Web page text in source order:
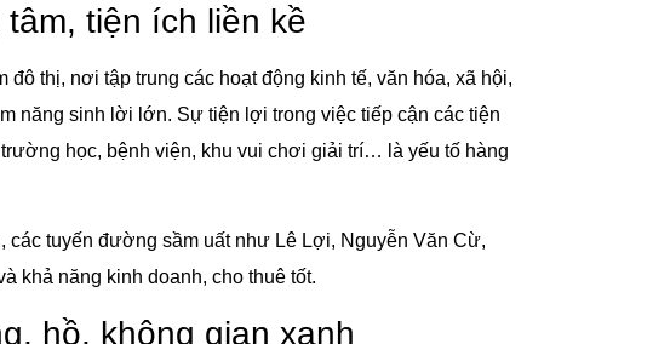
tâm, tiện ích liền kề
đô thị, nơi tập trung các hoạt động kinh tế, văn hóa, xã hội,
năng sinh lời lớn. Sự tiện lợi trong việc tiếp cận các tiện
học, bệnh viện, khu vui chơi giải trí… là yếu tố hàng
tuyến đường sầm uất như Lê Lợi, Nguyễn Văn Cừ,
khả năng kinh doanh, cho thuê tốt.
hồ, không gian xanh